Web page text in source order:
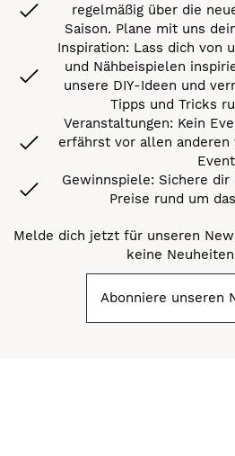
regelmäßig über die
Saison. Plane mit uns
Inspiration: Lass dich von
und Nähbeispielen
unsere DIY-Ideen und
Tipps und Tricks
Veranstaltungen: Kein
erfährst vor allen anderen
Gewinnspiele: Sichere
Preise rund um
Melde dich jetzt für unseren
keine
Abonniere unseren